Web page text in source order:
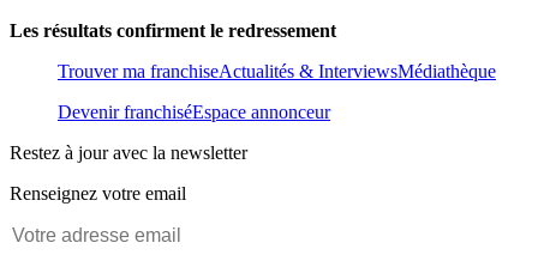
Les résultats confirment le redressement
Trouver ma franchiseActualités & InterviewsMédiathèque
Devenir franchiséEspace annonceur
Restez à jour avec la newsletter
Renseignez votre email